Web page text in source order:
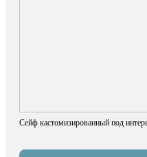
Сейф кастомизированный под